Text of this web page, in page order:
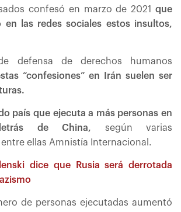
confesó en marzo de 2021
que
en las redes sociales estos insultos,
defensa de derechos humanos
“confesiones” en Irán suelen ser
país que ejecuta a más personas en
de China, según varias
ellas Amnistía Internacional.
dice que Rusia será derrotada
de personas ejecutadas aumentó